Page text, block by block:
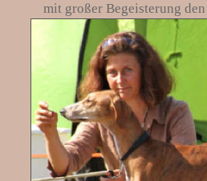
mit großer Begeisterung